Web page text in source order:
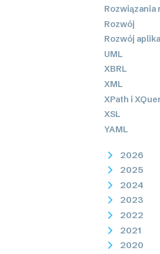
Rozwiązania
Rozwój
Rozwój
UML
XBRL
XML
XPath i
XSL
YAML
2026
2025
2024
2023
2022
2021
2020